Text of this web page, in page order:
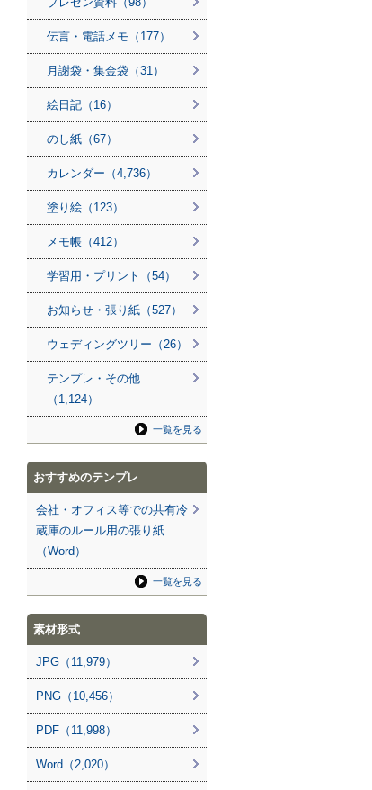
伝言・電話メモ（177）
月謝袋・集金袋（31）
絵日記（16）
のし紙（67）
カレンダー（4,736）
塗り絵（123）
メモ帳（412）
学習用・プリント（54）
お知らせ・張り紙（527）
ウェディングツリー（26）
テンプレ・その他
（1,124）
一覧を見る
おすすめのテンプレ
会社・オフィス等での共有冷
蔵庫のルール用の張り紙
（Word）
一覧を見る
素材形式
JPG（11,979）
PNG（10,456）
PDF（11,998）
Word（2,020）